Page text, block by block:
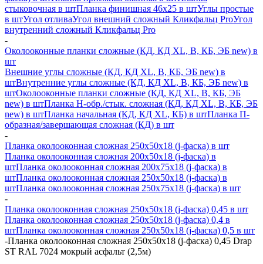
стыковочная в штПланка финишная 46х25 в штУглы простые
в штУгол отливаУгол внешний сложный Кликфальц ProУгол
внутренний сложный Кликфальц Pro
-
Околооконные планки сложные (КД, КД XL, В, КБ, ЭБ new) в
шт
Внешние углы сложные (КД, КД XL, В, КБ, ЭБ new) в
штВнутренние углы сложные (КД, КД XL, В, КБ, ЭБ new) в
штОколооконные планки сложные (КД, КД XL, В, КБ, ЭБ
new) в штПланка H-обр./стык. сложная (КД, КД XL, В, КБ, ЭБ
new) в штПланка начальная (КД, КД XL, КБ) в штПланка П-
образная/завершающая сложная (КД) в шт
-
Планка околооконная сложная 250х50х18 (j-фаска) в шт
Планка околооконная сложная 200х50х18 (j-фаска) в
штПланка околооконная сложная 200х75х18 (j-фаска) в
штПланка околооконная сложная 250х50х18 (j-фаска) в
штПланка околооконная сложная 250х75х18 (j-фаска) в шт
-
Планка околооконная сложная 250х50х18 (j-фаска) 0,45 в шт
Планка околооконная сложная 250х50х18 (j-фаска) 0,4 в
штПланка околооконная сложная 250х50х18 (j-фаска) 0,5 в шт
-Планка околооконная сложная 250х50х18 (j-фаска) 0,45 Drap
ST RAL 7024 мокрый асфальт (2,5м)